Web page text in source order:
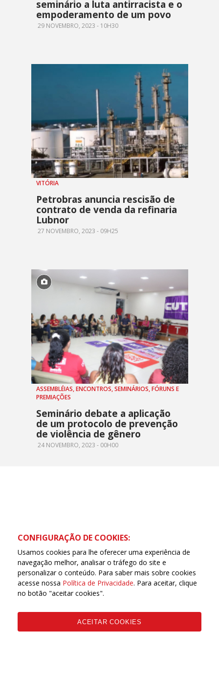
seminário a luta antirracista e o
empoderamento de um povo
29 NOVEMBRO, 2023 - 10H30
VITÓRIA
Petrobras anuncia rescisão de
contrato de venda da refinaria
Lubnor
27 NOVEMBRO, 2023 - 09H25
ASSEMBLÉIAS, ENCONTROS, SEMINÁRIOS, FÓRUNS E
PREMIAÇÕES
Seminário debate a aplicação
de um protocolo de prevenção
de violência de gênero
24 NOVEMBRO, 2023 - 00H00
CONFIGURAÇÃO DE COOKIES:
Usamos cookies para lhe oferecer uma experiência de
navegação melhor, analisar o tráfego do site e
personalizar o conteúdo. Para saber mais sobre cookies
acesse nossa Política de Privacidade. Para aceitar, clique
no botão "aceitar cookies".
ACEITAR COOKIES